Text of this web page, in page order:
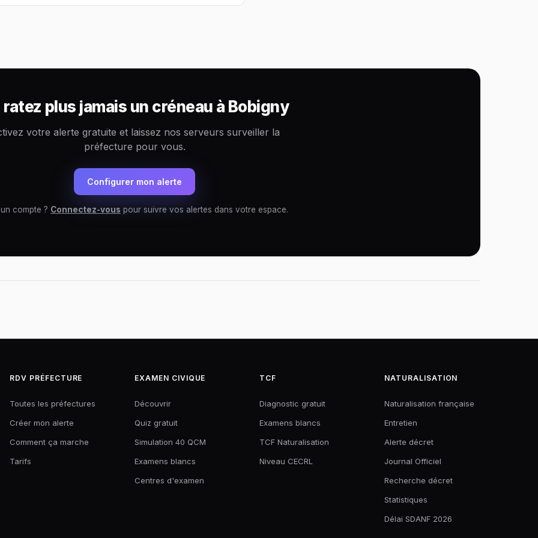
ratez plus jamais un créneau à Bobigny
votre alerte gratuite et laissez nos serveurs surveiller la
préfecture pour vous.
Configurer mon alerte
compte ? Connectez-vous pour suivre vos alertes dans votre espace.
RDV PRÉFECTURE
Toutes les préfectures
Créer mon alerte
Comment ça marche
Tarifs
EXAMEN CIVIQUE
Découvrir
Quiz gratuit
Simulation 40 QCM
Examens blancs
Centres d'examen
TCF
Diagnostic gratuit
Examens blancs
TCF Naturalisation
Niveau CECRL
NATURALISATION
Naturalisation française
Entretien
Alerte décret
Journal Officiel
Recherche décret
Statistiques
Délai SDANF 2026